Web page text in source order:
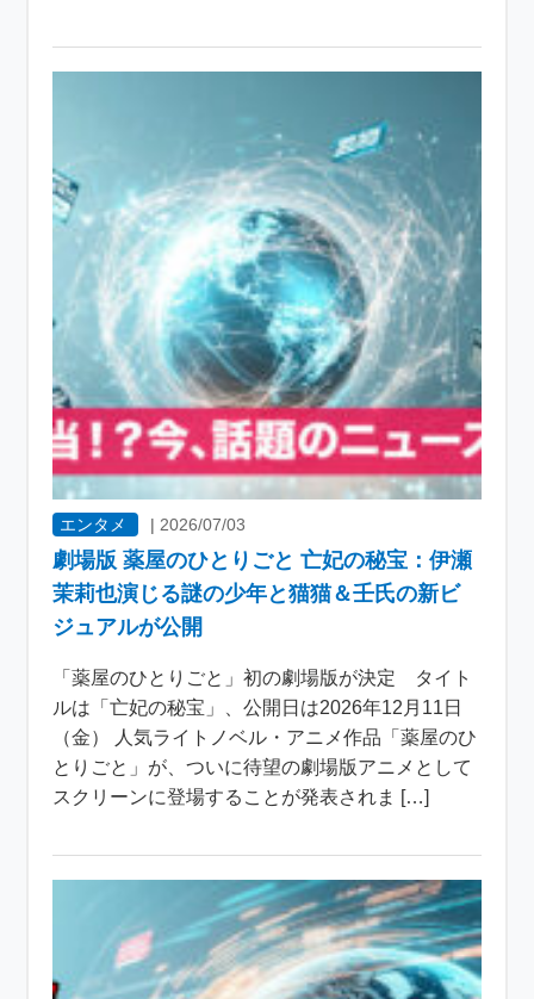
エンタメ | 2026/07/03
劇場版 薬屋のひとりごと 亡妃の秘宝：伊瀬
茉莉也演じる謎の少年と猫猫＆壬氏の新ビ
ジュアルが公開
「薬屋のひとりごと」初の劇場版が決定 タイト
ルは「亡妃の秘宝」、公開日は2026年12月11日
（金） 人気ライトノベル・アニメ作品「薬屋のひ
とりごと」が、ついに待望の劇場版アニメとして
スクリーンに登場することが発表されま […]